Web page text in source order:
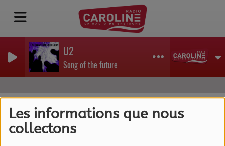
Les informations que nous
collectons
U2
Song of the future